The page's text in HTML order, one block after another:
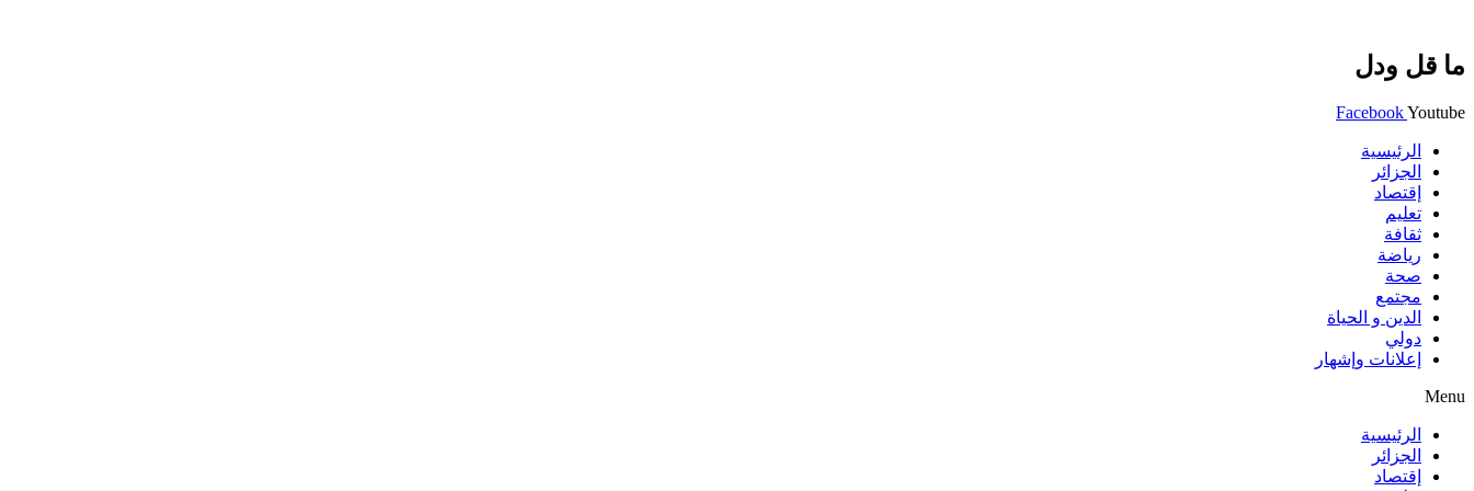
ما قل ودل
FacebookYoutube
الرئيسية
الجزائر
إقتصاد
تعليم
ثقافة
رياضة
صحة
مجتمع
الدين و الحياة
دولي
إعلانات وإشهار
Menu
الرئيسية
الجزائر
إقتصاد